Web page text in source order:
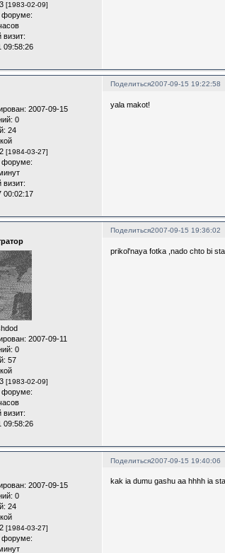
[1983-02-09]
форуме:
визит:
09:58:26
Поделиться2007-09-15 19:22:58
: 2007-09-15
0
24
[1984-03-27]
форуме:
визит:
00:02:17
yala makot!
Поделиться2007-09-15 19:36:02
: 2007-09-11
0
57
[1983-02-09]
форуме:
визит:
09:58:26
prikol'naya fotka ,nado chto bi
Поделиться2007-09-15 19:40:06
: 2007-09-15
0
24
[1984-03-27]
форуме:
kak ia dumu gashu aa hhhh ia